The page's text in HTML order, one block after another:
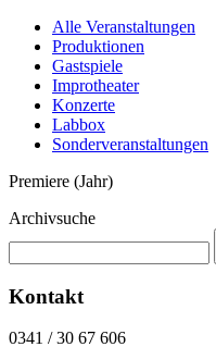
Alle Veranstaltungen
Produktionen
Gastspiele
Improtheater
Konzerte
Labbox
Sonderveranstaltungen
Premiere (Jahr)
Archivsuche
Kontakt
0341 / 30 67 606